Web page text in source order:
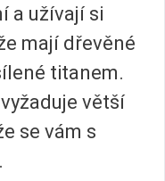
a užívají si
mají dřevěné
titanem.
větší
se vám s